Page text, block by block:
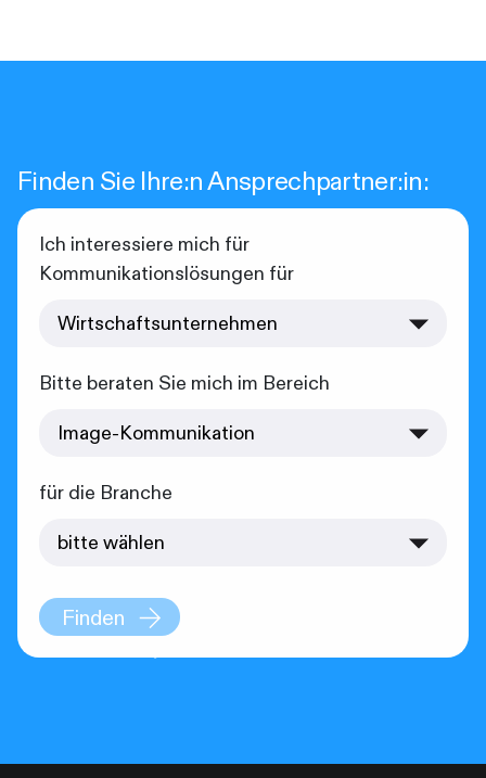
Finden Sie Ihre:n Ansprechpartner:in:
Ich interessiere mich für
Kommunikationslösungen für
Bitte beraten Sie mich im Bereich
für die Branche
Finden